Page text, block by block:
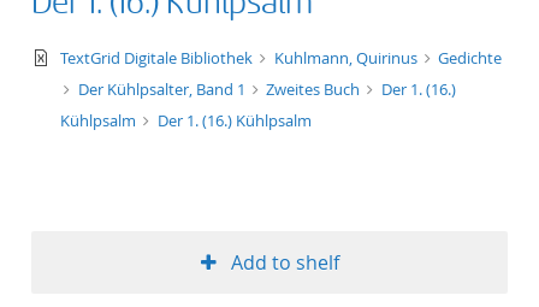
text/xml
TextGrid Digitale Bibliothek Kuhlmann, Quirinus
Gedichte
Der Kühlpsalter, Band 1
Zweites Buch
Der 1. (16.)
Kühlpsalm
Der 1. (16.) Kühlpsalm
Add to shelf